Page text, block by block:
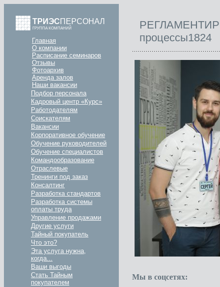
ТРИЭСПЕРСОНАЛ
ГРУППА КОМПАНИЙ
Главная
О компании
Расписание семинаров
Отзывы
Фотоархив
Аренда залов
Наши вакансии
Подбор персонала
Кадровый центр «Курс»
Работодателям
Соискателям
Вакансии
Корпоративное обучение
Обучение руководителей
Обучение специалистов
Командообразование
Отраслевые
Тренинги под заказ
Консалтинг
Разработка стандартов
Разработка системы
оплаты труда
Управление продажами
Другие услуги
Тайный покупатель
Что это?
Эта услуга нужна,
когда...
Ваши выгоды
Стать Тайным
покупателем
процессы1824
Мы в соцсетях: